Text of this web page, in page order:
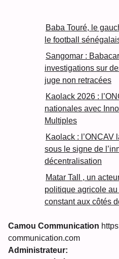
Baba Touré, le
le football
Sangomar :
investigations sur
juge non retracées
Kaolack 2026 :
nationales avec
Multiples
Kaolack : l’ONCAV
sous le signe de
décentralisation
Matar Tall , un
politique agricole
constant aux côtés
Camou Communication
communication.com
Administrateur: